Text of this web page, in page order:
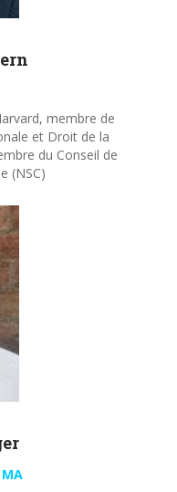
membre de
et Droit de la
du Conseil de
(NSC)